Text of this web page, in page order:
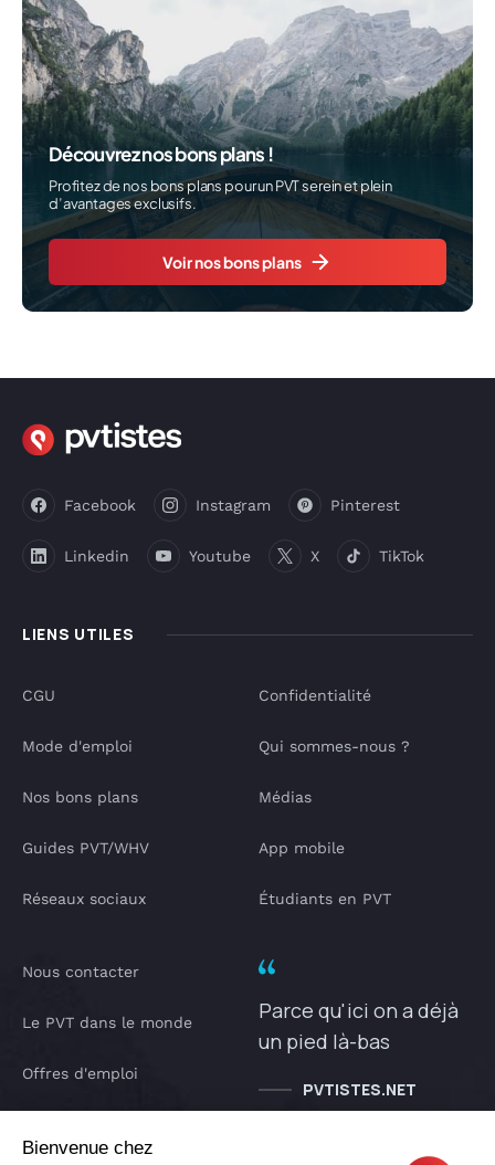
Découvrez nos bons plans !
Profitez de nos bons plans pour un PVT serein et plein
d’avantages exclusifs.
Voir nos bons plans
LIENS UTILES
Facebook Instagram Pinterest
Linkedin Youtube X TikTok
CGU
Mode d'emploi
Nos bons plans
Guides PVT/WHV
Réseaux sociaux
Confidentialité
Qui sommes-nous ?
Médias
App mobile
Étudiants en PVT
Nous contacter
Le PVT dans le monde
Offres d'emploi
Parce qu'ici on a déjà
un pied là-bas
PVTISTES.NET
Bienvenue chez